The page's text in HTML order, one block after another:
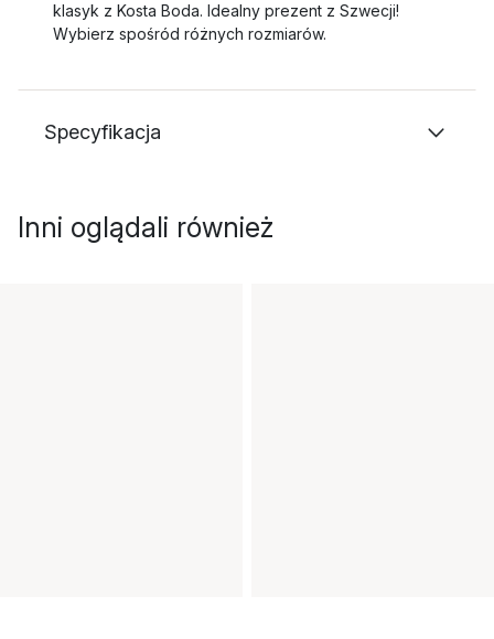
klasyk z Kosta Boda. Idealny prezent z Szwecji!
Wybierz spośród różnych rozmiarów.
Specyfikacja
Inni oglądali również